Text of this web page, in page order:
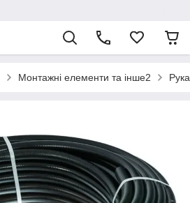
Монтажні елементи та інше2